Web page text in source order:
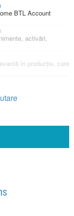
BTL Account
activări,
în producție, care